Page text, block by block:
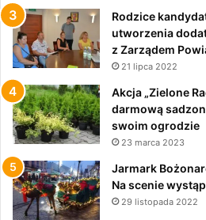
Rodzice
utworzenia
z Zarządem
21 lipca 2022
Akcja „Zielone
darmową
swoim ogrodzie
23 marca 2023
Jarmark
Na scenie
29 listopada 2022